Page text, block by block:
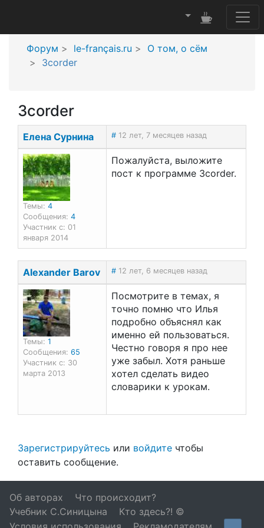
Форум le-français.ru
О том, о сём
3corder
3corder
Елена Сурнина # 12 лет, 7 месяцев назад
Темы: 4
Сообщения: 4
Участник с: 01
января 2014
Пожалуйста, выложите
пост к программе 3corder.
Alexander Barov # 12 лет, 6 месяцев назад
Темы: 1
Сообщения: 65
Участник с: 30
марта 2013
Посмотрите в темах, я
точно помню что Илья
подробно объяснял как
именно ей пользоваться.
Честно говоря я про нее
уже забыл. Хотя раньше
хотел сделать видео
словарики к урокам.
Зарегистрируйтесь или войдите чтобы
оставить сообщение.
Об авторах
Что происходит?
Учебник С.Синицына
Кто здесь?! ©